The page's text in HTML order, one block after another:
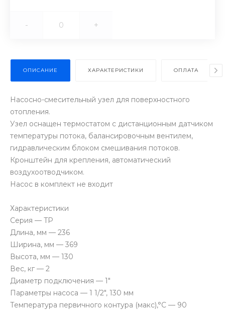
- +
ОПИСАНИЕ ХАРАКТЕРИСТИКИ ОПЛАТА
Насосно-смесительный узел для поверхностного
отопления.
Узел оснащен термостатом с дистанционным датчиком
температуры потока, балансировочным вентилем,
гидравлическим блоком смешивания потоков.
Кронштейн для крепления, автоматический
воздухоотводчиком.
Насос в комплект не входит
Характеристики
Серия — TP
Длина, мм — 236
Ширина, мм — 369
Высота, мм — 130
Вес, кг — 2
Диаметр подключения — 1"
Параметры насоса — 1 1/2", 130 мм
Температура первичного контура (макс),°C — 90